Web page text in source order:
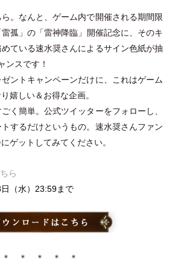
。なんと、ゲーム内で開催される期間限
雷孤 」 の 「雷神降臨 」 開催記念に、そのキ
ている速水奨さんによるサイン色紙が抽
ンスです！
ントキャンペーンだけに、これはゲーム
嬉しい＆お得な企画。
く簡単。公式ツイッターをフォローし、
するだけというもの。速水奨さんファン
ゲットしてみてください。
ら
（水） 23:59まで
＊ ＊ ＊ ＊ ＊